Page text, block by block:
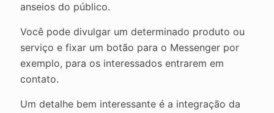
anseios do público.
Você pode divulgar um determinado produto ou
serviço e fixar um botão para o Messenger por
exemplo, para os interessados entrarem em
contato.
Um detalhe bem interessante é a integração da